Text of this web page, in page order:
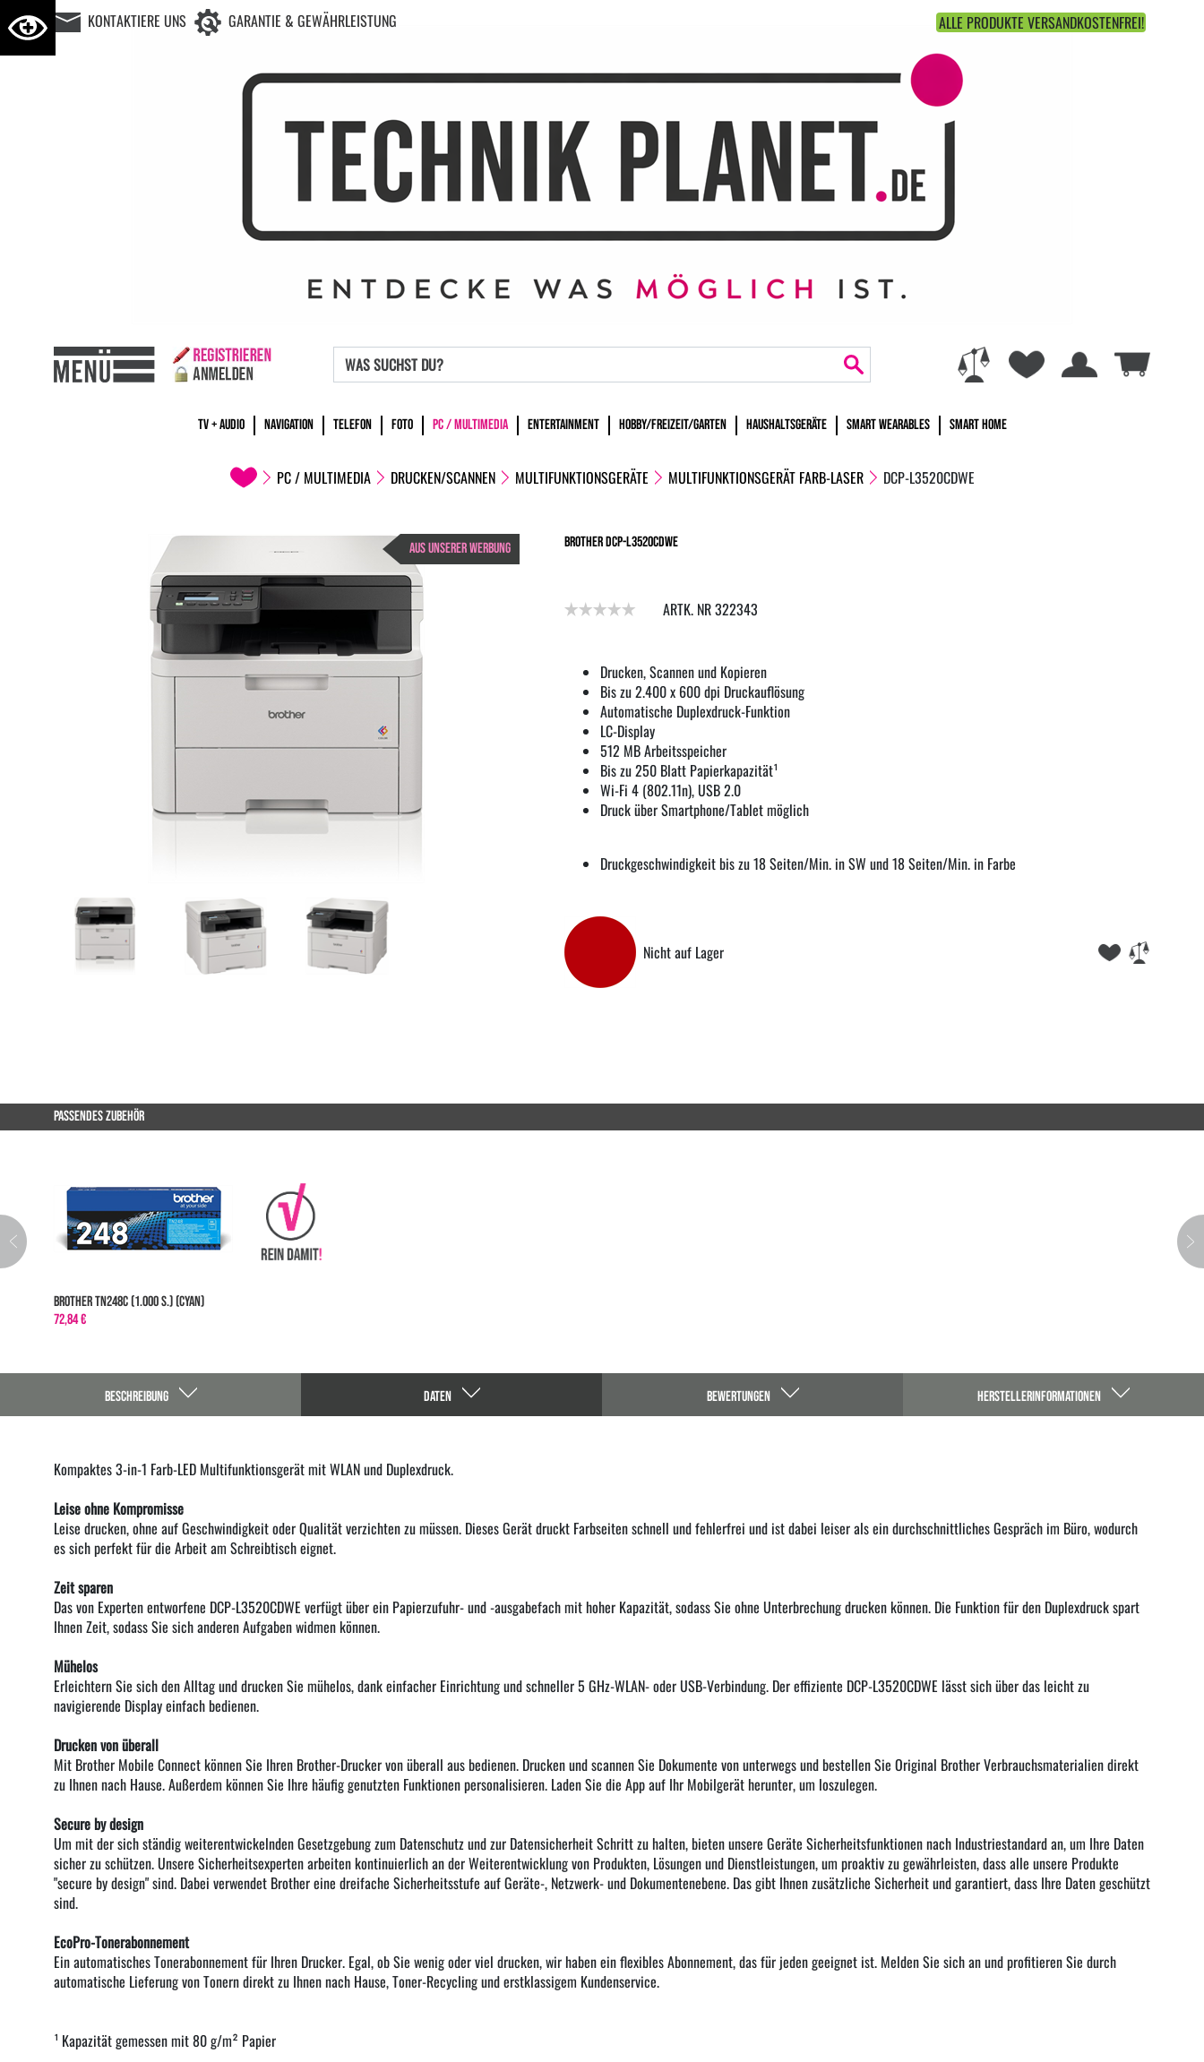
KONTAKTIERE UNS GARANTIE & GEWÄHRLEISTUNG ALLE PRODUKTE VERSANDKOSTENFREI!
TV + AUDIO NAVIGATION TELEFON FOTO PC / MULTIMEDIA ENTERTAINMENT HOBBY/FREIZEIT/GARTEN HAUSHALTSGERÄTE SMART WEARABLES SMART HOME
PC / MULTIMEDIA DRUCKEN/SCANNEN MULTIFUNKTIONSGERÄTE MULTIFUNKTIONSGERÄT FARB-LASER DCP-L3520CDWE
AUS UNSERER WERBUNG Brother DCP-L3520CDWE
ARTK. NR 322343
Drucken, Scannen und Kopieren
Bis zu 2.400 x 600 dpi Druckauflösung
Automatische Duplexdruck-Funktion
LC-Display
512 MB Arbeitsspeicher
Bis zu 250 Blatt Papierkapazität¹
Wi-Fi 4 (802.11n), USB 2.0
Druck über Smartphone/Tablet möglich
Druckgeschwindigkeit bis zu 18 Seiten/Min. in SW und 18 Seiten/Min. in Farbe
Nicht auf Lager
PASSENDES ZUBEHÖR
Brother TN248C (1.000 S.) (cyan)
72,84 €
BESCHREIBUNG DATEN BEWERTUNGEN HERSTELLERINFORMATIONEN
Kompaktes 3-in-1 Farb-LED Multifunktionsgerät mit WLAN und Duplexdruck.
Leise ohne Kompromisse
Leise drucken, ohne auf Geschwindigkeit oder Qualität verzichten zu müssen. Dieses Gerät druckt Farbseiten schnell und fehlerfrei und ist dabei leiser als ein durchschnittliches Gespräch im Büro, wodurch
es sich perfekt für die Arbeit am Schreibtisch eignet.
Zeit sparen
Das von Experten entworfene DCP-L3520CDWE verfügt über ein Papierzufuhr- und -ausgabefach mit hoher Kapazität, sodass Sie ohne Unterbrechung drucken können. Die Funktion für den Duplexdruck spart
Ihnen Zeit, sodass Sie sich anderen Aufgaben widmen können.
Mühelos
Erleichtern Sie sich den Alltag und drucken Sie mühelos, dank einfacher Einrichtung und schneller 5 GHz-WLAN- oder USB-Verbindung. Der effiziente DCP-L3520CDWE lässt sich über das leicht zu
navigierende Display einfach bedienen.
Drucken von überall
Mit Brother Mobile Connect können Sie Ihren Brother-Drucker von überall aus bedienen. Drucken und scannen Sie Dokumente von unterwegs und bestellen Sie Original Brother Verbrauchsmaterialien direkt
zu Ihnen nach Hause. Außerdem können Sie Ihre häufig genutzten Funktionen personalisieren. Laden Sie die App auf Ihr Mobilgerät herunter, um loszulegen.
Secure by design
Um mit der sich ständig weiterentwickelnden Gesetzgebung zum Datenschutz und zur Datensicherheit Schritt zu halten, bieten unsere Geräte Sicherheitsfunktionen nach Industriestandard an, um Ihre Daten
sicher zu schützen. Unsere Sicherheitsexperten arbeiten kontinuierlich an der Weiterentwicklung von Produkten, Lösungen und Dienstleistungen, um proaktiv zu gewährleisten, dass alle unsere Produkte
"secure by design" sind. Dabei verwendet Brother eine dreifache Sicherheitsstufe auf Geräte-, Netzwerk- und Dokumentenebene. Das gibt Ihnen zusätzliche Sicherheit und garantiert, dass Ihre Daten geschützt
sind.
EcoPro-Tonerabonnement
Ein automatisches Tonerabonnement für Ihren Drucker. Egal, ob Sie wenig oder viel drucken, wir haben ein flexibles Abonnement, das für jeden geeignet ist. Melden Sie sich an und profitieren Sie durch
automatische Lieferung von Tonern direkt zu Ihnen nach Hause, Toner-Recycling und erstklassigem Kundenservice.
¹ Kapazität gemessen mit 80 g/m² Papier